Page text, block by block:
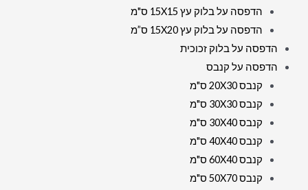
הדפסה על בלוק עץ 15X15 ס"מ
הדפסה על בלוק עץ 15X20 ס”מ
הדפסה על בלוק זכוכית
הדפסה על קנבס
קנבס 20X30 ס"מ
קנבס 30X30 ס"מ
קנבס 30X40 ס"מ
קנבס 40X40 ס"מ
קנבס 60X40 ס"מ
קנבס 50X70 ס"מ
זכוכית